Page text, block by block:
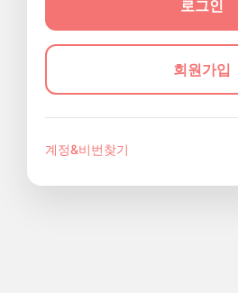
회원가입
계정&비번찾기